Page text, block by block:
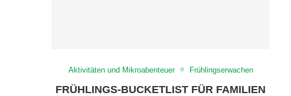
Aktivitäten und Mikroabenteuer Frühlingserwachen
FRÜHLINGS-BUCKETLIST FÜR FAMILIEN